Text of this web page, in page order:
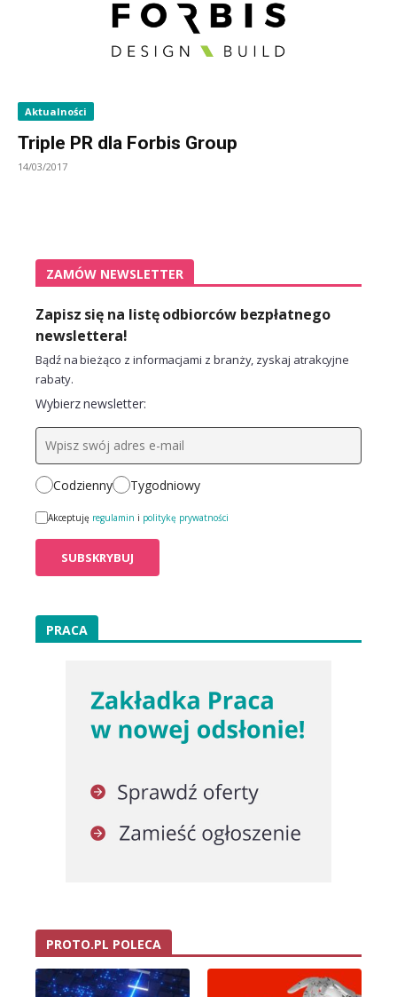
Aktualności
Triple PR dla Forbis Group
14/03/2017
ZAMÓW NEWSLETTER
Zapisz się na listę odbiorców bezpłatnego
newslettera!
Bądź na bieżąco z informacjami z branży, zyskaj atrakcyjne
rabaty.
Wybierz newsletter:
Codzienny Tygodniowy
Akceptuję regulamin i politykę prywatności
PRACA
PROTO.PL POLECA